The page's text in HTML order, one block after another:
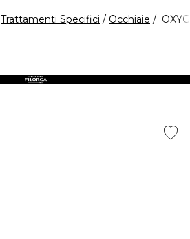
Trattamenti Specifici Occhiaie